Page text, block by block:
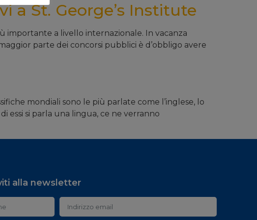
a St. George’s Institute
importante a livello internazionale. In vacanza
parte dei concorsi pubblici è d’obbligo avere
mondiali sono le più parlate come l’inglese, lo
essi si parla una lingua, ce ne verranno
alla newsletter